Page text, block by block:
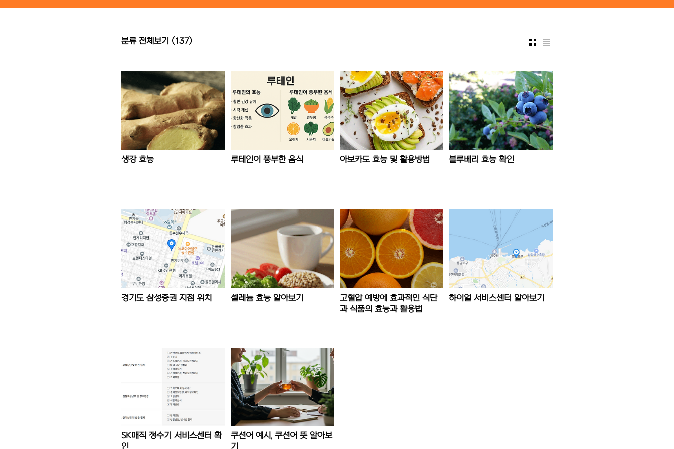
분류 전체보기 (137)
생강 효능 루테인이 풍부한 음식 아보카도 효능 및 활용방법 블루베리 효능 확인
경기도 삼성증권 지점 위치 셀레늄 효능 알아보기
고혈압 예방에 효과적인 식단
과 식품의 효능과 활용법
하이얼 서비스센터 알아보기
SK매직 정수기 서비스센터 확
인
쿠션어 예시, 쿠션어 뜻 알아보
기